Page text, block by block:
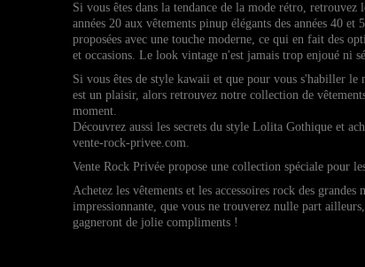
Si vous êtes dans la tendance de la mode rétro, retrouvez l
années 20 aux vêtements pinup élégants des années 40 et
proposées avec une touche moderne, ce qui en fait des
et occasions.Le look vintage n'est jamais trop enjoué ni
Si vous êtes de style kawaii et que pour vous s'habiller le
est un plaisir, alors retrouvez notre collection de
moment.
Découvrez aussi les secrets du style Lolita Gothique et
vente-rock-privee.com.
Vente Rock Privée propose une collection spéciale pour
Achetez les vêtements et les accessoires rock des grandes
impressionnante, que vous ne trouverez nulle part
gagneront de jolie compliments !